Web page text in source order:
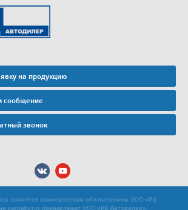
на продукцию
сообщение
звонок
является коммерческим обозначением ООО «РЦ
разработку принадлежат ООО «РЦ Автодилер».